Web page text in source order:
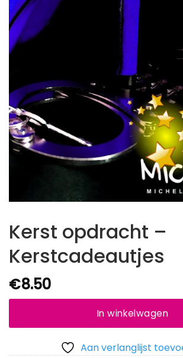
Kerst opdracht –
Kerstcadeautjes
€8.50
In winkelwagen
Aan verlanglijst